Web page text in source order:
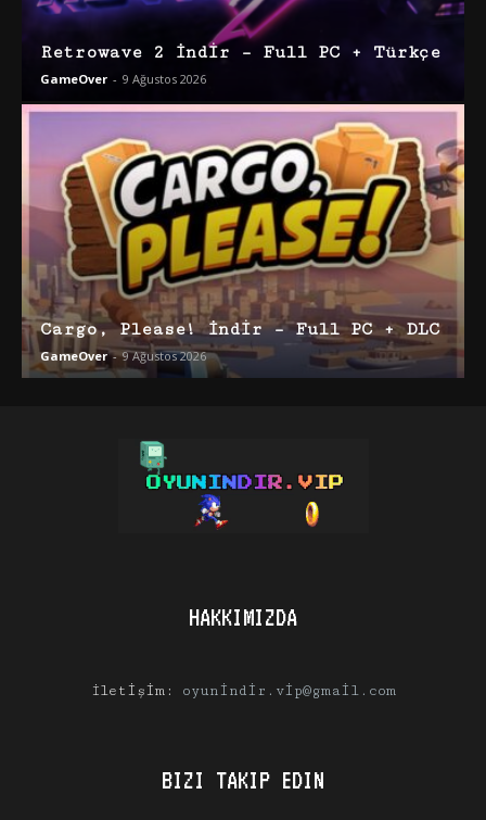
Retrowave 2 İndir – Full PC + Türkçe
GameOver - 9 Ağustos 2026
Cargo, Please! İndir – Full PC + DLC
GameOver - 9 Ağustos 2026
HAKKIMIZDA
İletişim: oyunindir.vip@gmail.com
BIZI TAKIP EDIN